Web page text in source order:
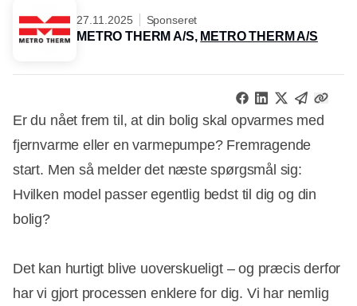
27.11.2025 Sponseret
METRO THERM A/S, METRO THERM A/S
Er du nået frem til, at din bolig skal opvarmes med
fjernvarme eller en varmepumpe? Fremragende
start. Men så melder det næste spørgsmål sig:
Hvilken model passer egentlig bedst til dig og din
bolig?
Det kan hurtigt blive uoverskueligt – og præcis derfor
har vi gjort processen enklere for dig. Vi har nemlig